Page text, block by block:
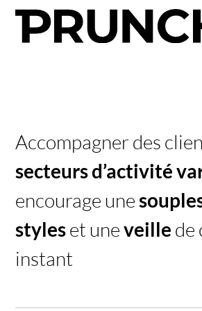
Accompagner des
secteurs d’activité
encourage une
styleset uneveille de
instant